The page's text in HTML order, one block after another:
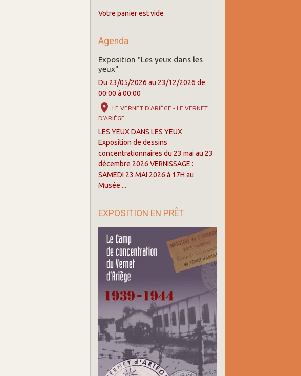
Votre panier est vide
Agenda
Exposition "Les yeux dans les
yeux"
Du 23/05/2026 au 23/12/2026 de
00:00 à 00:00
LE VERNET D'ARIÈGE - LE VERNET
D'ARIÈGE
LES YEUX DANS LES YEUX
Exposition de dessins
concentrationnaires du 23 mai au 23
décembre 2026 VERNISSAGE :
SAMEDI 23 MAI 2026 à 17H au
Musée ...
EXPOSITION EN PRÊT